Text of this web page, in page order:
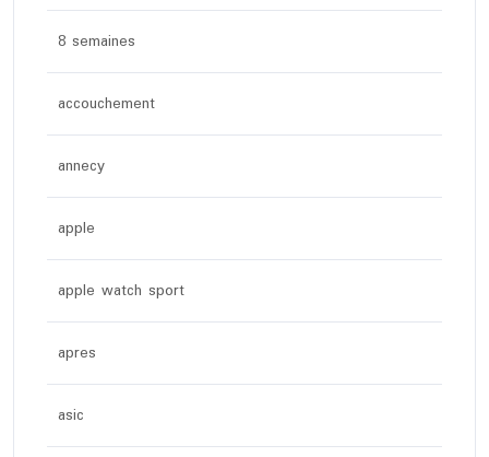
8 semaines
accouchement
annecy
apple
apple watch sport
apres
asic